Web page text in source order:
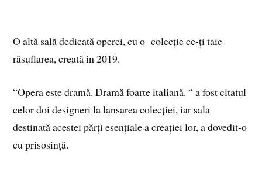
O altă sală dedicată operei, cu o colecție ce-ți taie
răsuflarea, creată in 2019.
“Opera este dramă. Dramă foarte italiană. “ a fost citatul
celor doi designeri la lansarea colecției, iar sala
destinată acestei părți esențiale a creației lor, a dovedit-o
cu prisosință.